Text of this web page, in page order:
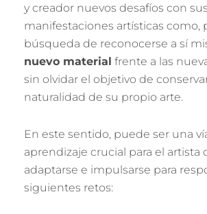
y creador nuevos desafíos con sus
manifestaciones artísticas como,
búsqueda de reconocerse a sí
nuevo material frente a las
sin olvidar el objetivo de
naturalidad de su propio arte.
En este sentido, puede ser una
aprendizaje crucial para el artista
adaptarse e impulsarse para
siguientes retos: